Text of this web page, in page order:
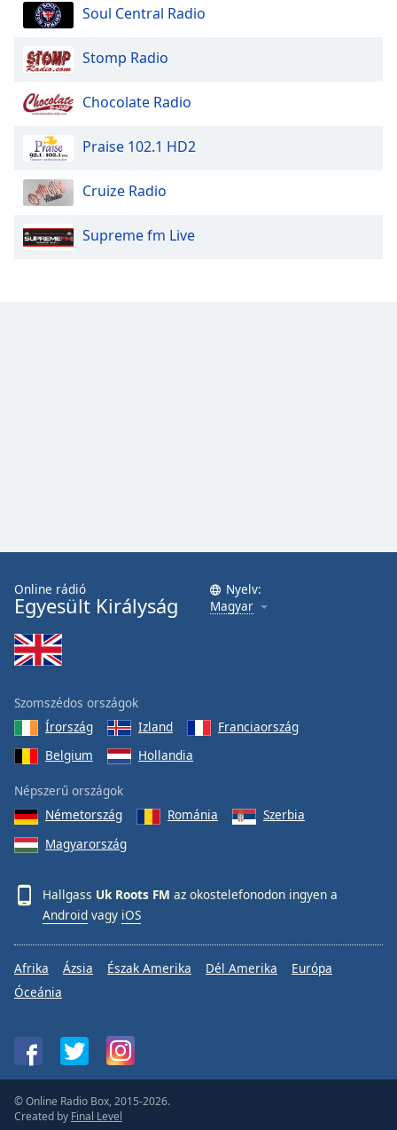
Soul Central Radio
Stomp Radio
Chocolate Radio
Praise 102.1 HD2
Cruize Radio
Supreme fm Live
Online rádió
Egyesült Királyság
Nyelv:
Magyar
Szomszédos országok
Írország
Izland
Franciaország
Belgium
Hollandia
Népszerű országok
Németország
Románia
Szerbia
Magyarország
Hallgass Uk Roots FM az okostelefonodon ingyen a
Android vagy iOS
Afrika Ázsia Észak Amerika Dél Amerika
Európa
Óceánia
© Online Radio Box, 2015-2026.
Created by Final Level